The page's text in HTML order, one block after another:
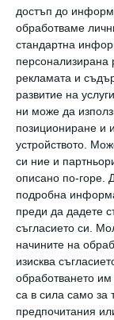
достъп до
обработваме
стандартна
рекламата и
развитие на
ни може да
позициониране и
устройството.
си ние и
описано по-горе.
подробна
преди да дадете
съгласието си.
начините на
изисква
обработването
са в сила само за
предпочитания
опитат
често.
вътрешен
техните
Добрата
имат много
децата си,
родителите
бариера